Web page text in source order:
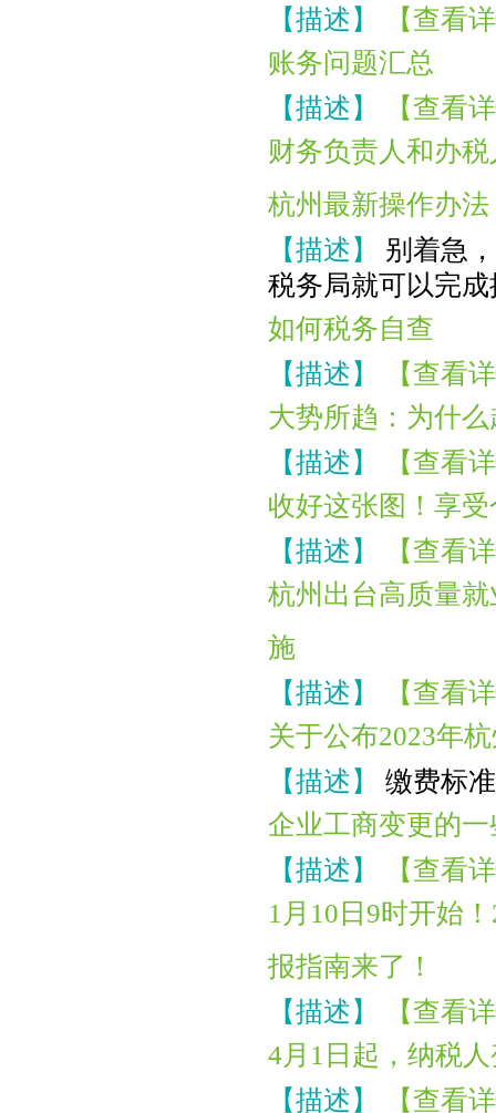
【描述】
【查看
账务问题汇总
【描述】
【查看
财务负责人和办
杭州最新操作办法
【描述】
别着急
税务局就可以完
如何税务自查
【描述】
【查看
大势所趋：为什
【描述】
【查看
收好这张图！享
【描述】
【查看
杭州出台高质量
施
【描述】
【查看
关于公布2023年
【描述】
缴费标
企业工商变更的
【描述】
【查看
1月10日9时开始
报指南来了！
【描述】
【查看
4月1日起，纳税
【描述】
【查看